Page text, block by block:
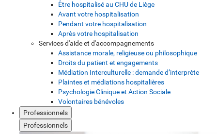
Être hospitalisé au CHU de Liège
Avant votre hospitalisation
Pendant votre hospitalisation
Après votre hospitalisation
Services d'aide et d'accompagnements
Assistance morale, religieuse ou philosophique
Droits du patient et engagements
Médiation Interculturelle : demande d’interprète
Plaintes et médiations hospitalières
Psychologie Clinique et Action Sociale
Volontaires bénévoles
Professionnels
Professionnels